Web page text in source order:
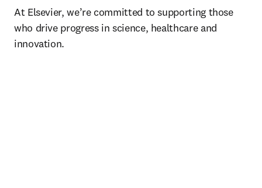
At Elsevier, we’re committed to supporting those
who drive progress in science, healthcare and
innovation.